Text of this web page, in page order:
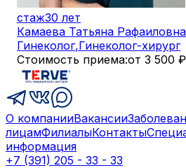
стаж30 лет
Камаева Татьяна Рафаиловна
Гинеколог,Гинеколог-хирург
Стоимость приема:от 3 500 ₽
О компанииВакансии
лицамФилиалыКонтакты
информация
+7 (391) 205 - 33 - 33